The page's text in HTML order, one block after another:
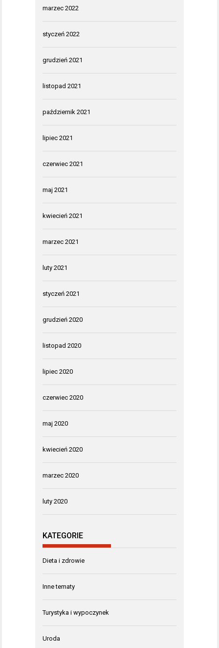
marzec 2022
styczeń 2022
grudzień 2021
listopad 2021
październik 2021
lipiec 2021
czerwiec 2021
maj 2021
kwiecień 2021
marzec 2021
luty 2021
styczeń 2021
grudzień 2020
listopad 2020
lipiec 2020
czerwiec 2020
maj 2020
kwiecień 2020
marzec 2020
luty 2020
KATEGORIE
Dieta i zdrowie
Inne tematy
Turystyka i wypoczynek
Uroda